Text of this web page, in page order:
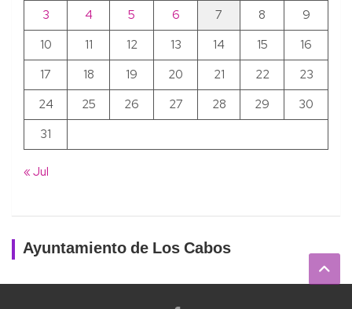
3
4 5 6 7 8
9
10
11 12 13 14 15
16
17
18 19 20 21 22
23
24
25 26 27 28 29
30
31
« Jul
Ayuntamiento de Los Cabos